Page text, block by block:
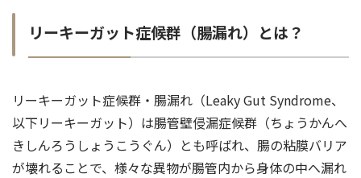
リーキーガット症候群（腸漏れ）とは？
リーキーガット症候群・腸漏れ（Leaky Gut Syndrome、
以下リーキーガット）は腸管壁侵漏症候群（ちょうかんへ
きしんろうしょうこうぐん）とも呼ばれ、腸の粘膜バリア
が壊れることで、様々な異物が腸管内から身体の中へ漏れ